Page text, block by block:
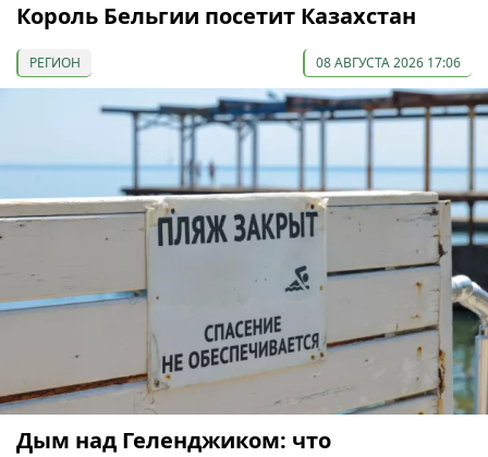
Король Бельгии посетит Казахстан
РЕГИОН 08 АВГУСТА 2026 17:06
Дым над Геленджиком: что